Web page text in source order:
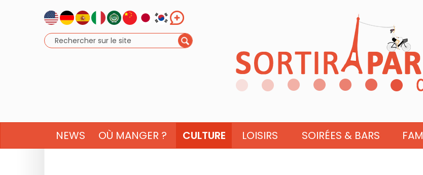
NEWS OÙ MANGER ? CULTURE LOISIRS SOIRÉES & BARS